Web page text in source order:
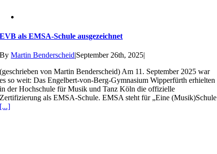
EVB als EMSA-Schule ausgezeichnet
ByMartin Benderscheid|September 26th, 2025|
(geschrieben von Martin Benderscheid) Am 11. September 2025 war
es so weit: Das Engelbert-von-Berg-Gymnasium Wipperfürth erhielten
in der Hochschule für Musik und Tanz Köln die offizielle
Zertifizierung als EMSA-Schule. EMSA steht für „Eine (Musik)Schule
[...]